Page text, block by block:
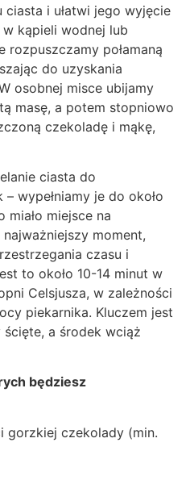
i ułatwi jego wyjęcie
kąpieli wodnej lub
połamaną
do uzyskania
osobnej misce ubijamy
masę, a potem stopniowo
czekoladę i mąkę,
ciasta do
wypełniamy je do około
miejsce na
moment,
czasu i
to około 10-14 minut w
Celsjusza, w zależności
piekarnika. Kluczem jest
a środek wciąż
będziesz
gorzkiej czekolady (min.